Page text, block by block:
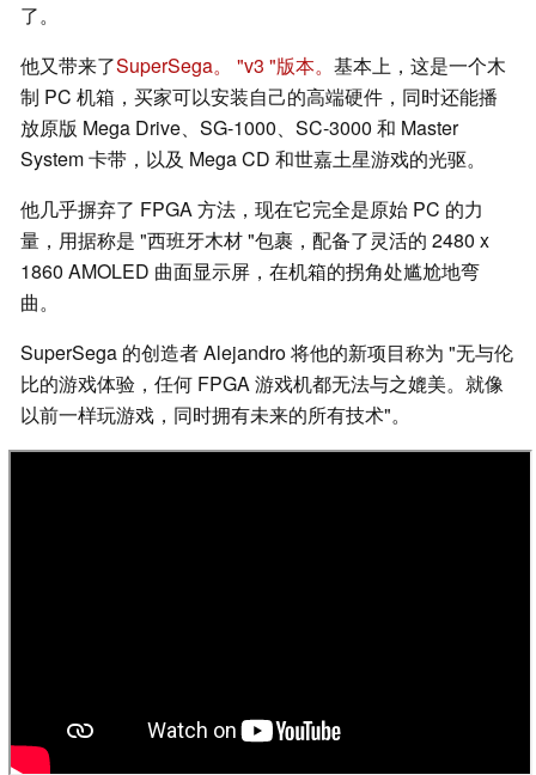
了。
他又带来了SuperSega。 "v3 "版本。 基本上，这是一个木
制 PC 机箱，买家可以安装自己的高端硬件，同时还能播
放原版 Mega Drive、SG-1000、SC-3000 和 Master
System 卡带，以及 Mega CD 和世嘉土星游戏的光驱。
他几乎摒弃了 FPGA 方法，现在它完全是原始 PC 的力
量，用据称是 "西班牙木材 "包裹，配备了灵活的 2480 x
1860 AMOLED 曲面显示屏，在机箱的拐角处尴尬地弯
曲。
SuperSega 的创造者 Alejandro 将他的新项目称为 "无与伦
比的游戏体验，任何 FPGA 游戏机都无法与之媲美。就像
以前一样玩游戏，同时拥有未来的所有技术"。